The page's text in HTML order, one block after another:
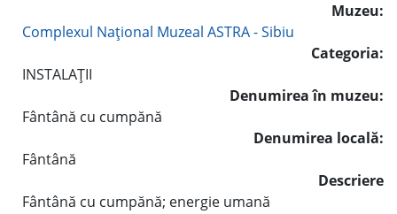
Muzeu:
Complexul Naţional Muzeal ASTRA - Sibiu
Categoria:
INSTALAŢII
Denumirea în muzeu:
Fântână cu cumpănă
Denumirea locală:
Fântână
Descriere
Fântână cu cumpănă; energie umană